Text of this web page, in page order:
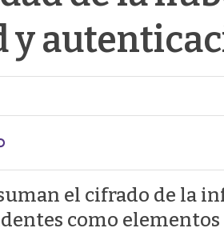
y
suman el cifrado de la
como